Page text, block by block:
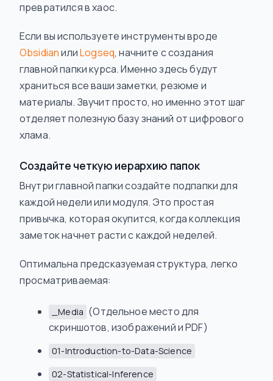
превратился в хаос.
Если вы используете инструменты вроде
ObsidianилиLogseq, начните с создания
главной папки курса. Именно здесь будут
храниться все ваши заметки, резюме и
материалы. Звучит просто, но именно этот шаг
отделяет полезную базу знаний от цифрового
хлама.
Создайте четкую иерархию папок
Внутри главной папки создайте подпапки для
каждой недели или модуля. Это простая
привычка, которая окупится, когда коллекция
заметок начнет расти с каждой неделей.
Оптимальна предсказуемая структура, легко
просматриваемая:
_Media (Отдельное место для
скриншотов, изображений и PDF)
01-Introduction-to-Data-Science
02-Statistical-Inference